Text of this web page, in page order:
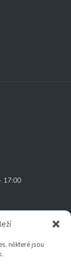
některé jsou
17:00